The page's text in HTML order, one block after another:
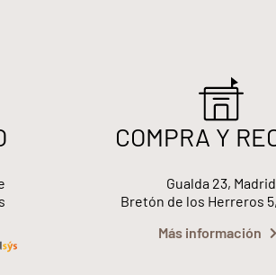
COMPRA Y
Gualda 23, Madrid
Bretón de los Herreros
Más información